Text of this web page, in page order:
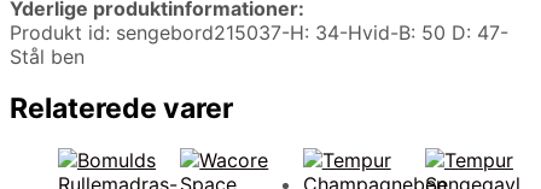
Yderlige produktinformationer:
Produkt id: sengebord215037-H: 34-Hvid-B: 50 D: 47-
Stål ben
Relaterede varer